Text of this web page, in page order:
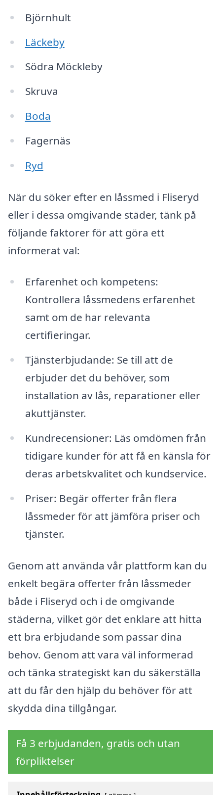
Björnhult
Läckeby
Södra Möckleby
Skruva
Boda
Fagernäs
Ryd
När du söker efter en låssmed i Fliseryd
eller i dessa omgivande städer, tänk på
följande faktorer för att göra ett
informerat val:
Erfarenhet och kompetens:
Kontrollera låssmedens erfarenhet
samt om de har relevanta
certifieringar.
Tjänsterbjudande: Se till att de
erbjuder det du behöver, som
installation av lås, reparationer eller
akuttjänster.
Kundrecensioner: Läs omdömen från
tidigare kunder för att få en känsla för
deras arbetskvalitet och kundservice.
Priser: Begär offerter från flera
låssmeder för att jämföra priser och
tjänster.
Genom att använda vår plattform kan du
enkelt begära offerter från låssmeder
både i Fliseryd och i de omgivande
städerna, vilket gör det enklare att hitta
ett bra erbjudande som passar dina
behov. Genom att vara väl informerad
och tänka strategiskt kan du säkerställa
att du får den hjälp du behöver för att
skydda dina tillgångar.
Få 3 erbjudanden, gratis och utan
förpliktelser